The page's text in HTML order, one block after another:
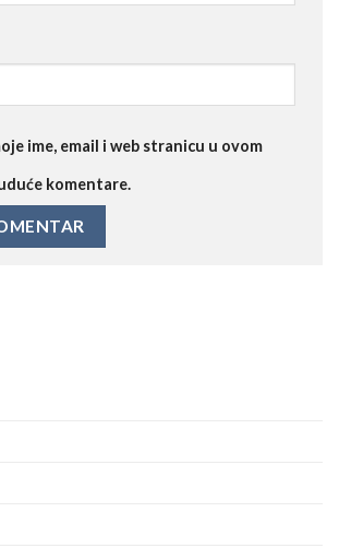
ime, email i web stranicu u ovom
komentare.